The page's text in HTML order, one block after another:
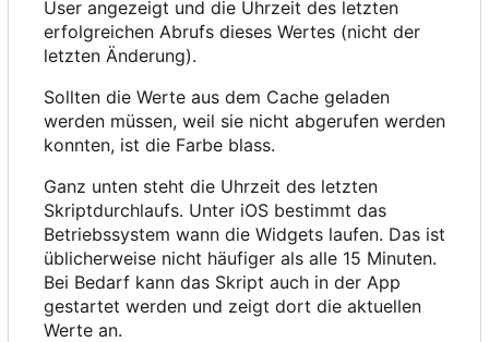
User angezeigt und die Uhrzeit des letzten
erfolgreichen Abrufs dieses Wertes (nicht der
letzten Änderung).
Sollten die Werte aus dem Cache geladen
werden müssen, weil sie nicht abgerufen werden
konnten, ist die Farbe blass.
Ganz unten steht die Uhrzeit des letzten
Skriptdurchlaufs. Unter iOS bestimmt das
Betriebssystem wann die Widgets laufen. Das ist
üblicherweise nicht häufiger als alle 15 Minuten.
Bei Bedarf kann das Skript auch in der App
gestartet werden und zeigt dort die aktuellen
Werte an.